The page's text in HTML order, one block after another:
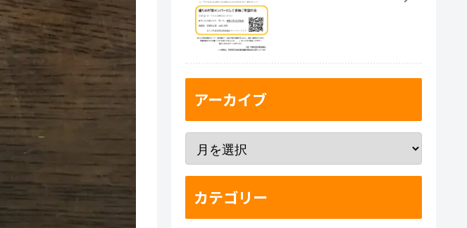
アーカイブ
カテゴリー